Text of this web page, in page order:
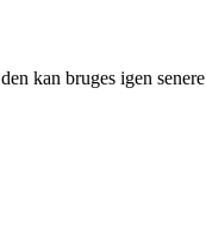
kan bruges igen senere